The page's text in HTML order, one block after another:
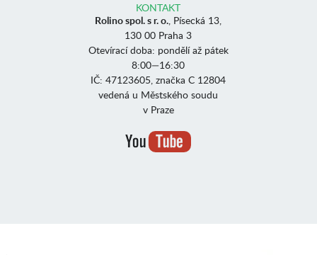
KONTAKT
Rolino spol. s r. o., Písecká 13,
130 00 Praha 3
Otevírací doba: pondělí až pátek
8:00—16:30
IČ: 47123605, značka C 12804
vedená u Městského soudu
v Praze